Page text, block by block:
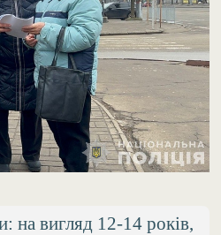
на вигляд 12-14 років,